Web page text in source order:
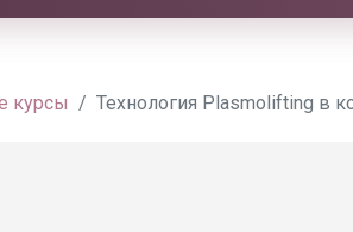
курсы Технология Plasmolifting в